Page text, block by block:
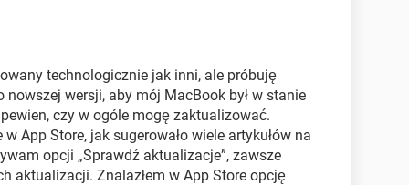
technologicznie jak inni, ale próbuję
wersji, aby mój MacBook był w stanie
czy w ogóle mogę zaktualizować.
App Store, jak sugerowało wiele artykułów na
opcji „Sprawdź aktualizacje”, zawsze
aktualizacji. Znalazłem w App Store opcję